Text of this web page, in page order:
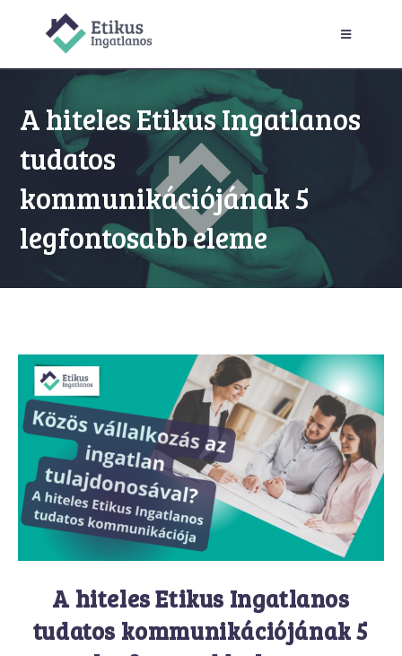
A hiteles Etikus Ingatlanos
tudatos
kommunikációjának 5
legfontosabb eleme
A hiteles Etikus Ingatlanos
tudatos kommunikációjának 5